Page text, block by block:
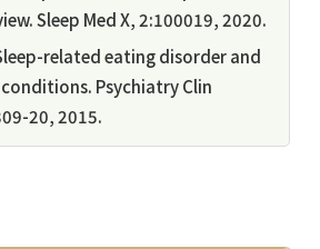
Sleep Med X, 2:100019, 2020.
related eating disorder and
Psychiatry Clin
20, 2015.